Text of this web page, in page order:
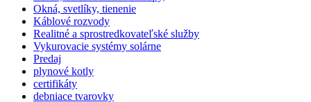
Okná, svetlíky, tienenie
Káblové rozvody
Realitné a sprostredkovateľské služby
Vykurovacie systémy solárne
Predaj
plynové kotly
certifikáty
debniace tvarovky